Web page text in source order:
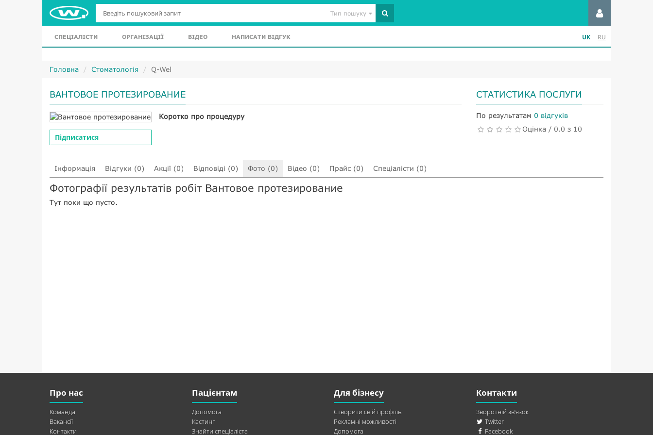
Тип пошуку
СПЕЦІАЛІСТИ ОРГАНІЗАЦІЇ ВІДЕО НАПИСАТИ ВІДГУК UK RU
Головна Стоматологія Q-Wel
ВАНТОВОЕ ПРОТЕЗИРОВАНИЕ
Підписатися
Коротко про процедуру
СТАТИСТИКА ПОСЛУГИ
По результатам 0 відгуків
Оцінка / 0.0 з 10
Інформація Відгуки (0) Акції (0) Відповіді (0) Фото (0) Відео (0) Прайс (0) Спеціалісти (0)
Фотографії результатів робіт Вантовое протезирование
Тут поки що пусто.
Про нас
Команда
Вакансії
Контакти
Пацієнтам
Допомога
Кастинг
Знайти спеціаліста
Для бізнесу
Створити свій профіль
Рекламні можливості
Допомога
Контакти
Зворотній зв’язок
Twitter
Facebook